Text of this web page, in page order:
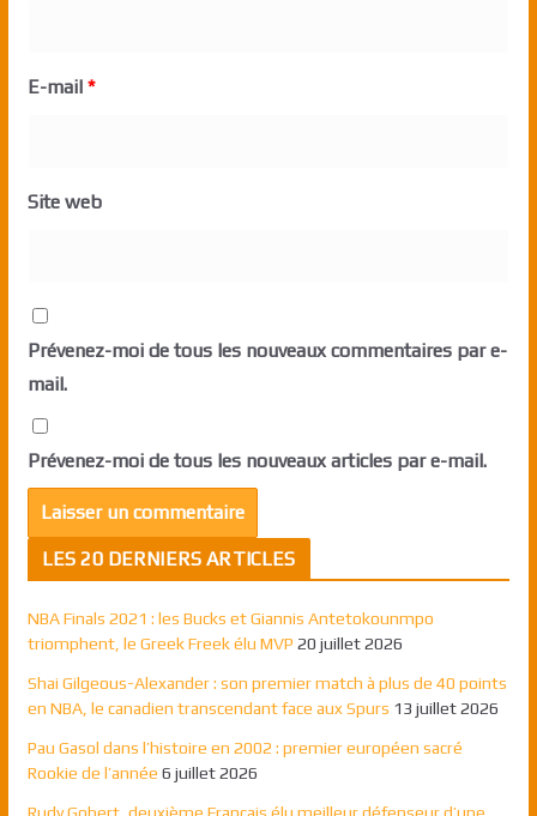
E-mail *
Site web
Prévenez-moi de tous les nouveaux commentaires par e-
mail.
Prévenez-moi de tous les nouveaux articles par e-mail.
LES 20 DERNIERS ARTICLES
NBA Finals 2021 : les Bucks et Giannis Antetokounmpo
triomphent, le Greek Freek élu MVP 20 juillet 2026
Shai Gilgeous-Alexander : son premier match à plus de 40 points
en NBA, le canadien transcendant face aux Spurs 13 juillet 2026
Pau Gasol dans l’histoire en 2002 : premier européen sacré
Rookie de l’année 6 juillet 2026